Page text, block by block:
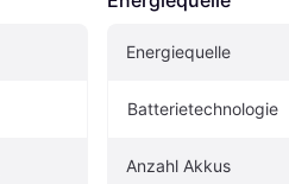
Energiequelle
Batterietechnologie
Anzahl Akkus